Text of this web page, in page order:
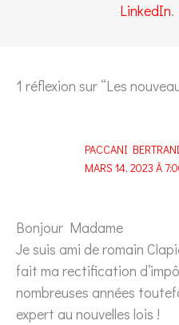
LinkedIn.
1 réflexion sur “Les
PACCANI
MARS 14, 2023 À
Bonjour Madame
Je suis ami de romain
fait ma rectification
nombreuses années
expert au nouvelles lois !